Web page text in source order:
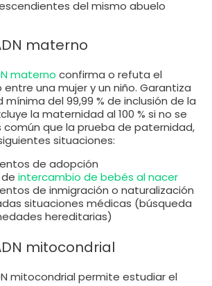
del mismo abuelo
materno
materno confirma o refuta el
una mujer y un niño. Garantiza
del 99,99 % de inclusión de la
la maternidad al 100 % si no se
común que la prueba de paternidad,
situaciones:
de adopción
intercambio de bebés al nacer
de inmigración o naturalización
situaciones médicas (búsqueda
hereditarias)
mitocondrial
mitocondrial permite estudiar el